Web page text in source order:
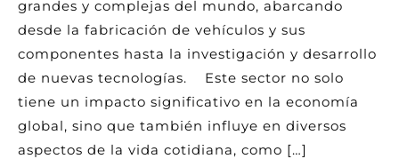
grandes y complejas del mundo, abarcando
desde la fabricación de vehículos y sus
componentes hasta la investigación y desarrollo
de nuevas tecnologías. Este sector no solo
tiene un impacto significativo en la economía
global, sino que también influye en diversos
aspectos de la vida cotidiana, como […]